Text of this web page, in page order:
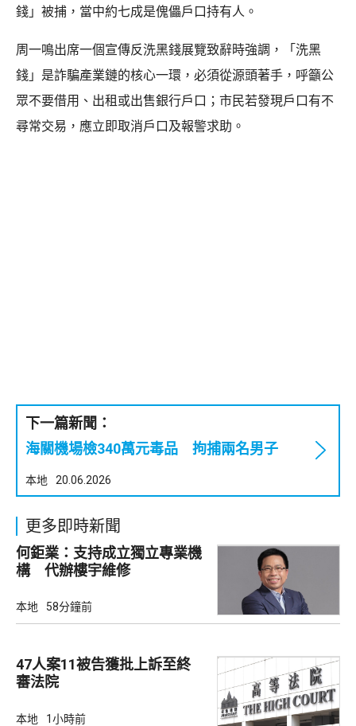
錢」被捕，當中約七成是傀儡戶口持有人。
周一鳴出席一個宣傳反洗黑錢展覽致辭時強調，「洗黑
錢」是詐騙產業鏈的核心一環，必須從源頭著手，呼籲公
眾不要借用、出租或出售銀行戶口；市民若發現戶口有不
尋常交易，應立即取消戶口及報警求助。
下一篇新聞：
海關機場檢340萬元毒品 拘捕兩名男子
本地 20.06.2026
更多即時新聞
何鉅業：支持成立獨立專業機
構 代辦樓宇維修
本地 58分鐘前
47人案11被告獲批上訴至終
審法院
本地 1小時前